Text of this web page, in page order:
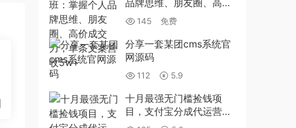
品牌思维、朋友圈、高价
成交力，单条文案营收
5w+
145 免费
分享一套某团cms系统官
网源码
112 5.9
十月最强无门槛捡钱项
目，支付宝分成代运营，
我们干活，你分钱！单号